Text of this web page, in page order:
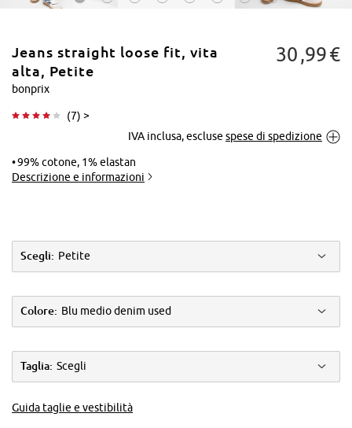
ingrandire
Jeans straight loose fit, vita
alta, Petite
bonprix
(7) >
30 99€
IVA inclusa, escluse spese di spedizione
99% cotone, 1% elastan
Descrizione e informazioni
Scegli: Petite
Colore: Blu medio denim used
Taglia: Scegli
Guida taglie e vestibilità